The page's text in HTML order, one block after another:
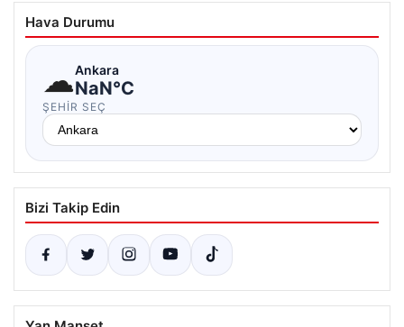
Hava Durumu
☁Ankara
NaN°C
ŞEHIR SEÇ
Bizi Takip Edin